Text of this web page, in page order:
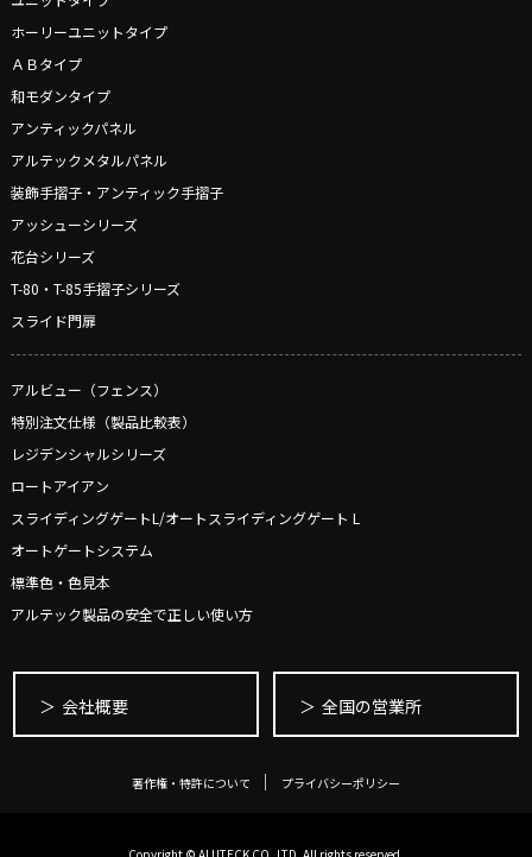
ホーリーユニットタイプ
ＡＢタイプ
和モダンタイプ
アンティックパネル
アルテックメタルパネル
装飾手摺子・アンティック手摺子
アッシューシリーズ
花台シリーズ
T-80・T-85手摺子シリーズ
スライド門扉
アルビュー（フェンス）
特別注文仕様（製品比較表）
レジデンシャルシリーズ
ロートアイアン
スライディングゲートL/オートスライディングゲート L
オートゲートシステム
標準色・色見本
アルテック製品の安全で正しい使い方
会社概要 全国の営業所
著作権・特許について プライバシーポリシー